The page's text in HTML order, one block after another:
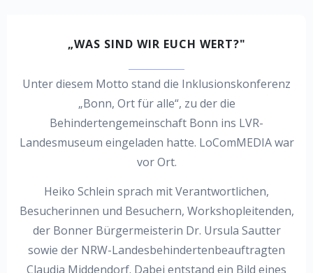
„WAS SIND WIR EUCH WERT?"
Unter diesem Motto stand die Inklusionskonferenz
„Bonn, Ort für alle“, zu der die
Behindertengemeinschaft Bonn ins LVR-
Landesmuseum eingeladen hatte. LoComMEDIA war
vor Ort.
Heiko Schlein sprach mit Verantwortlichen,
Besucherinnen und Besuchern, Workshopleitenden,
der Bonner Bürgermeisterin Dr. Ursula Sautter
sowie der NRW-Landesbehindertenbeauftragten
Claudia Middendorf. Dabei entstand ein Bild eines